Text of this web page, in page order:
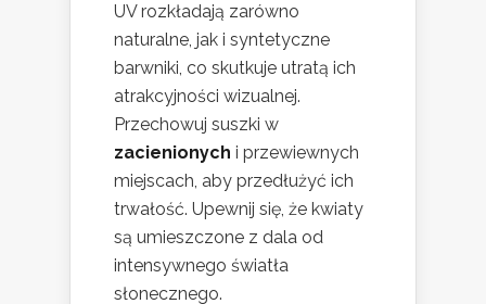
UV rozkładają zarówno
naturalne, jak i syntetyczne
barwniki, co skutkuje utratą ich
atrakcyjności wizualnej.
Przechowuj suszki w
zacienionych i przewiewnych
miejscach, aby przedłużyć ich
trwałość. Upewnij się, że kwiaty
są umieszczone z dala od
intensywnego światła
słonecznego.